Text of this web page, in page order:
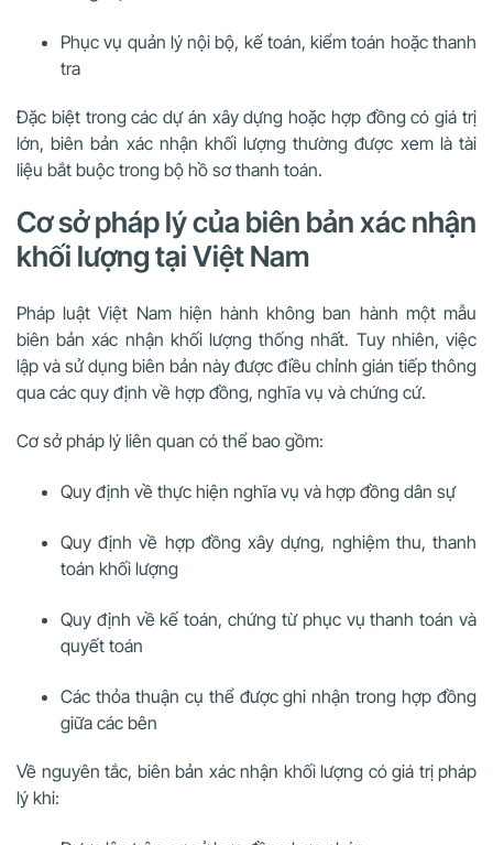
Phục vụ quản lý nội bộ, kế toán, kiểm toán hoặc thanh
tra
Đặc biệt trong các dự án xây dựng hoặc hợp đồng có giá trị
lớn, biên bản xác nhận khối lượng thường được xem là tài
liệu bắt buộc trong bộ hồ sơ thanh toán.
Cơ sở pháp lý của biên bản xác nhận
khối lượng tại Việt Nam
Pháp luật Việt Nam hiện hành không ban hành một mẫu
biên bản xác nhận khối lượng thống nhất. Tuy nhiên, việc
lập và sử dụng biên bản này được điều chỉnh gián tiếp thông
qua các quy định về hợp đồng, nghĩa vụ và chứng cứ.
Cơ sở pháp lý liên quan có thể bao gồm:
Quy định về thực hiện nghĩa vụ và hợp đồng dân sự
Quy định về hợp đồng xây dựng, nghiệm thu, thanh
toán khối lượng
Quy định về kế toán, chứng từ phục vụ thanh toán và
quyết toán
Các thỏa thuận cụ thể được ghi nhận trong hợp đồng
giữa các bên
Về nguyên tắc, biên bản xác nhận khối lượng có giá trị pháp
lý khi: